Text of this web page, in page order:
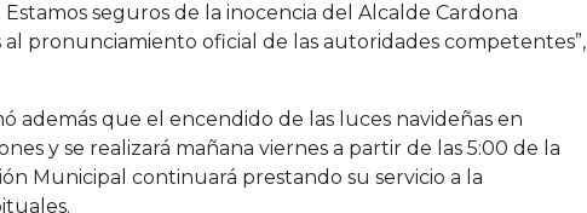
seguros de la inocencia del Alcalde Cardona
pronunciamiento oficial de las autoridades competentes”,
además que el encendido de las luces navideñas en
y se realizará mañana viernes a partir de las 5:00 de la
Municipal continuará prestando su servicio a la